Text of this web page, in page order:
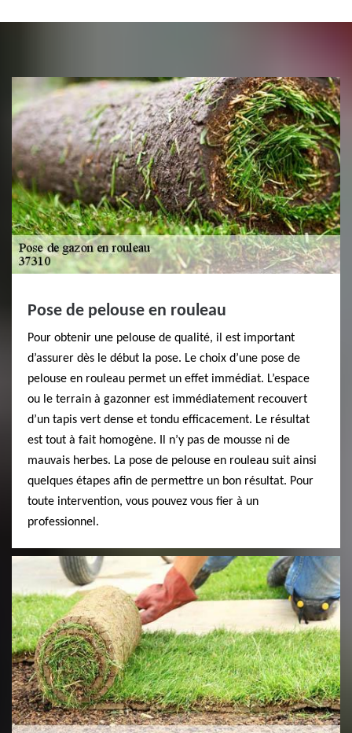
Pose de pelouse en rouleau
Pour obtenir une pelouse de qualité, il est important
d’assurer dès le début la pose. Le choix d’une pose de
pelouse en rouleau permet un effet immédiat. L’espace
ou le terrain à gazonner est immédiatement recouvert
d’un tapis vert dense et tondu efficacement. Le résultat
est tout à fait homogène. Il n’y pas de mousse ni de
mauvais herbes. La pose de pelouse en rouleau suit ainsi
quelques étapes afin de permettre un bon résultat. Pour
toute intervention, vous pouvez vous fier à un
professionnel.